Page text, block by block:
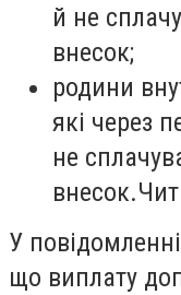
й не
внесок;
родини
які через
не
У
що виплату